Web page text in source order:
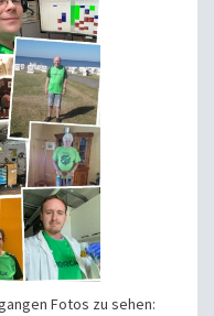
Fotos zu sehen: